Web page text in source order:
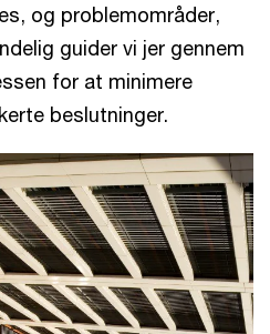
og problemområder,
guider vi jer gennem
for at minimere
beslutninger.